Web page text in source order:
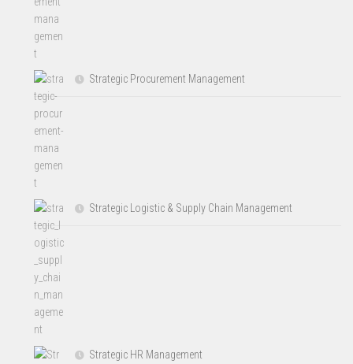
Strategic Procurement Management
Strategic Logistic & Supply Chain Management
Strategic HR Management